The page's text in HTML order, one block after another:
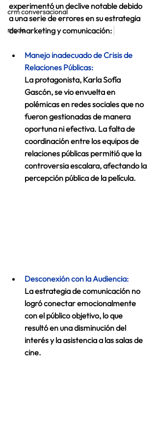
crm conversacional
moda
experimentó un declive notable debido
a una serie de errores en su estrategia
de marketing y comunicación:
Manejo inadecuado de Crisis de
Relaciones Públicas:
La protagonista, Karla Sofía
Gascón, se vio envuelta en
polémicas en redes sociales que no
fueron gestionadas de manera
oportuna ni efectiva. La falta de
coordinación entre los equipos de
relaciones públicas permitió que la
controversia escalara, afectando la
percepción pública de la película.
Desconexión con la Audiencia:
La estrategia de comunicación no
logró conectar emocionalmente
con el público objetivo, lo que
resultó en una disminución del
interés y la asistencia a las salas de
cine.